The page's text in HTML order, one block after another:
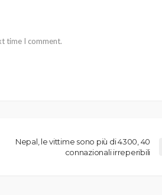
time I comment.
Nepal, le vittime sono più di 4300, 40
connazionali irreperibili